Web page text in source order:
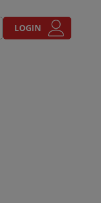
LOGIN